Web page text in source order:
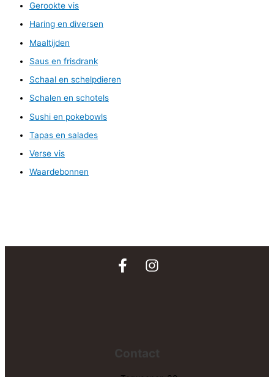
Gerookte vis
Haring en diversen
Maaltijden
Saus en frisdrank
Schaal en schelpdieren
Schalen en schotels
Sushi en pokebowls
Tapas en salades
Verse vis
Waardebonnen